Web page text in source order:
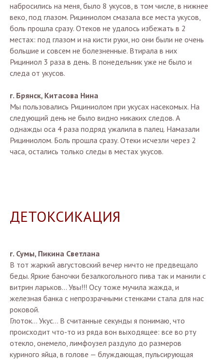
набросились на меня, было 8 укусов, в том числе, в нижнее
веко, под глазом. Рициниолом смазала все места укусов,
боль прошла сразу. Отеков не удалось избежать в 2
местах: под глазом и на кисти руки, но они были не очень
большие и совсем не болезненные. Втирала в них
Рициниол 3 раза в день. В понедельник уже не было и
следа от укусов.
г. Брянск, Китасова Нина
Мы пользовались Рициниолом при укусах насекомых. На
следующий день не было видно никаких следов. А
однажды оса 4 раза подряд ужалила в палец. Намазали
Рициниолом. Боль прошла сразу. Отеки исчезли через 2
часа, остались только следы в местах укусов.
ДЕТОКСИКАЦИЯ
г. Сумы, Пикина Светлана
В тот жаркий августовский вечер ничто не предвещало
беды. Яркие баночки безалкогольного пива так и манили с
витрин ларьков… Увы!!! Осу тоже мучила жажда, и
железная банка с непрозрачными стенками стала для нас
роковой.
Глоток... Укус... В считанные секунды я понимаю, что
происходит что-то из ряда вон выходящее: все во рту
отекло, онемело, лимфоузел раздуло до размеров
куриного яйца, в голове — блуждающая, пульсирующая